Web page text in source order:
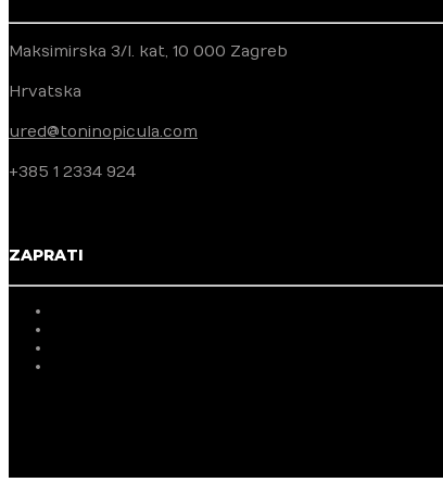
Maksimirska 3/I. kat, 10 000 Zagreb
Hrvatska
ured@toninopicula.com
+385 1 2334 924
ZAPRATI